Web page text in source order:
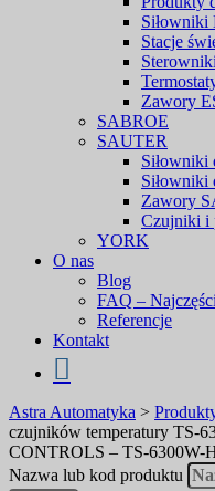
Siłowniki
Stacje
Zawory
SABROE
SAUTER
Siłowniki
Zawory
Czujniki i
YORK
O nas
Blog
FAQ –
Referencje
Kontakt
Astra Automatyka >
czujników temperatury TS-
CONTROLS – TS-6300W-
Nazwa lub kod produktu